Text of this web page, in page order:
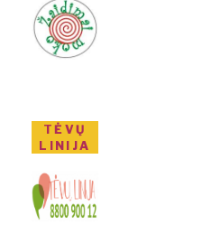
TĖVŲ
LINIJA